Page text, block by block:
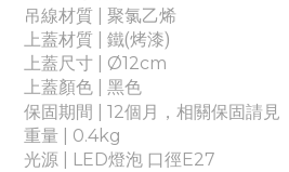
吊線材質 | 聚氯乙烯
上蓋材質 | 鐵(烤漆)
上蓋尺寸 | Ø12cm
上蓋顏色 | 黑色
保固期間 | 12個月，相關保固請見
重量 | 0.4kg
光源 |
LED燈泡 口徑E27